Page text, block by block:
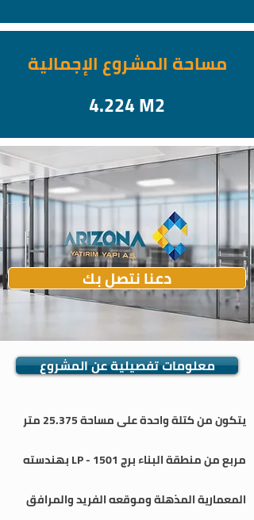
مساحة المشروع الإجمالية
4.224 M2
دعنا نتصل بك
معلومات تفصيلية عن المشروع
يتكون من كتلة واحدة على مساحة 25.375 متر
مربع من منطقة البناء برج LP - 1501 بهندسته
المعمارية المذهلة وموقعه الفريد والمرافق